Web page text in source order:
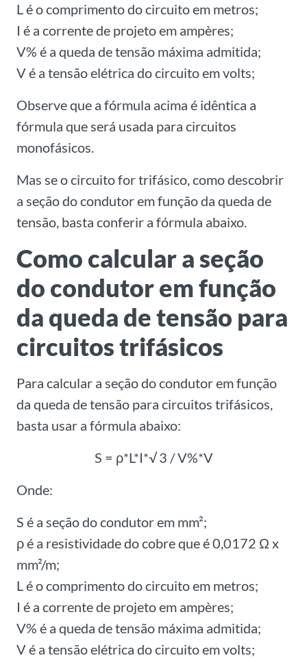
L é o comprimento do circuito em metros;
I é a corrente de projeto em ampères;
V% é a queda de tensão máxima admitida;
V é a tensão elétrica do circuito em volts;
Observe que a fórmula acima é idêntica a
fórmula que será usada para circuitos
monofásicos.
Mas se o circuito for trifásico, como descobrir
a seção do condutor em função da queda de
tensão, basta conferir a fórmula abaixo.
Como calcular a seção
do condutor em função
da queda de tensão para
circuitos trifásicos
Para calcular a seção do condutor em função
da queda de tensão para circuitos trifásicos,
basta usar a fórmula abaixo:
S = ρ*L*I*√ 3 / V%*V
Onde:
S é a seção do condutor em mm²;
ρ é a resistividade do cobre que é 0,0172 Ω x
mm²/m;
L é o comprimento do circuito em metros;
I é a corrente de projeto em ampères;
V% é a queda de tensão máxima admitida;
V é a tensão elétrica do circuito em volts;